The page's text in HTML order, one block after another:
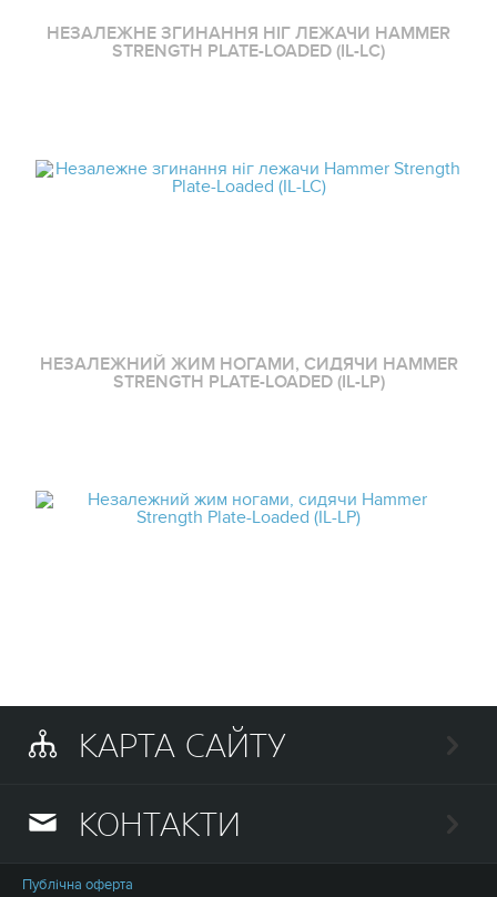
НЕЗАЛЕЖНЕ ЗГИНАННЯ НІГ ЛЕЖАЧИ HAMMER
STRENGTH PLATE-LOADED (IL-LC)
НЕЗАЛЕЖНИЙ ЖИМ НОГАМИ, СИДЯЧИ HAMMER
STRENGTH PLATE-LOADED (IL-LP)
КАРТА САЙТУ
КОНТАКТИ
Публічна оферта